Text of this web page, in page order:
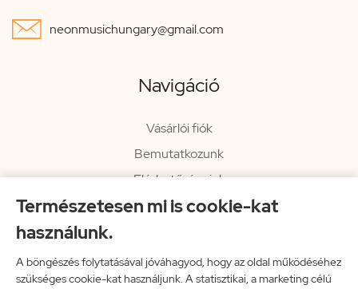
Természetesen mi is cookie-kat
használunk.
A böngészés folytatásával jóváhagyod, hogy az oldal működéséhez
szükséges cookie-kat használjunk. A statisztikai, a marketing célú
 neonmusichungary@gmail.com
Navigáció
Vásárlói fiók
Bemutatkozunk
Elérhetőségeink
Hírlevél
Impresszum
Vissza a főoldalra